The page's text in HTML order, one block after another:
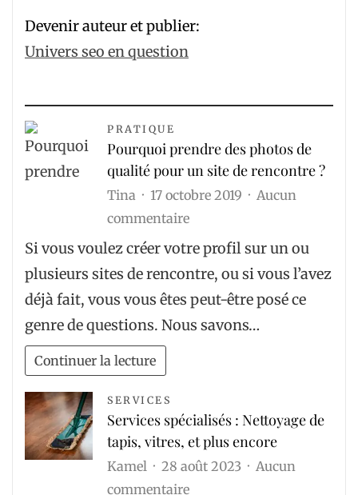
Devenir auteur et publier:
Univers seo en question
PRATIQUE
Pourquoi prendre des photos de
qualité pour un site de rencontre ?
Tina 17 octobre 2019
Aucun
commentairesur
Pourquoi
photos
de
site
de
rencontre
Si vous voulez créer votre profil sur un ou
plusieurs sites de rencontre, ou si vous l’avez
déjà fait, vous vous êtes peut-être posé ce
genre de questions. Nous savons…
Continuer la lecture
SERVICES
Services spécialisés : Nettoyage de
tapis, vitres, et plus encore
Kamel 28 août 2023
Aucun
commentairesur